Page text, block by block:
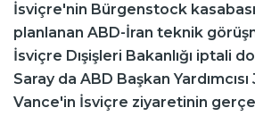
İsviçre'nin Bürgenstock
planlanan ABD-İran teknik
İsviçre Dışişleri Bakanlığı iptali
Saray da ABD Başkan
Vance'in İsviçre ziyaretinin